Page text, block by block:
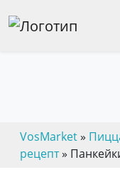
VosMarket»
рецепт»